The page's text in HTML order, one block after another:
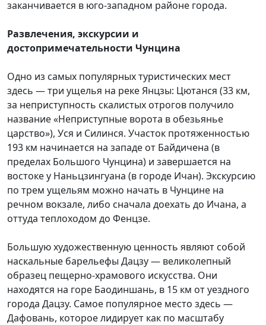
заканчивается в юго-западном районе города.
Развлечения, экскурсии и
достопримечательности Чунцина
Одно из самых популярных туристических мест
здесь — три ущелья на реке Янцзы: Цютанся (33 км,
за неприступность скалистых отрогов получило
название «Неприступные ворота в обезьянье
царство»), Уся и Силинся. Участок протяженностью
193 км начинается на западе от Байдичена (в
пределах Большого Чунцина) и завершается на
востоке у Наньцзингуана (в городе Ичан). Экскурсию
по трем ущельям можно начать в Чунцине на
речном вокзале, либо сначала доехать до Ичана, а
оттуда теплоходом до Фенцзе.
Большую художественную ценность являют собой
наскальные барельефы Дацзу — великолепный
образец пещерно-храмового искусства. Они
находятся на горе Баодиншань, в 15 км от уездного
города Дацзу. Самое популярное место здесь —
Дафовань, которое лидирует как по масштабу